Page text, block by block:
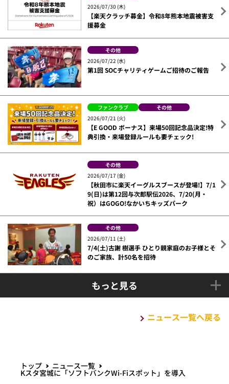
2026/07/30 (木)
【楽天クラッチ募金】令和8年熊本地震被害支
援募金
その他
2026/07/22 (水)
第1回 SOCチャリティゲームご招待のご報告
ファンクラブ
その他
2026/07/21 (火)
【E GOOD ボーナス】来場50回記念品決定!特
典引換・来場登録ルールも要チェック!
その他
2026/07/17 (金)
【秋田市に楽天イーグルスブースが登場!】7/1
9(日)は第12回与次郎駅伝2026、7/20(月・
祝）はGOGO!なかいちキッズパーク
その他
2026/07/11 (土)
7/4(土)古謝 樹選手 ひとり親家庭のお子様とそ
のご家族、計50名を招待
もっと見る
ニュース一覧へ戻る
トップ ニュース一覧
Kスタ宮城に「ソフトバンクWi-Fiスポット」を導入